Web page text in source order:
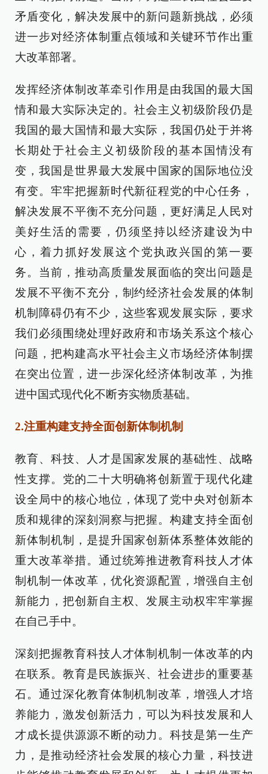
矛盾变化，解决发展中的新问题新挑战，必须
进一步对经济体制重点领域和关键环节作出重
大改革部署。
发挥经济体制改革牵引作用是由我国的最大国
情和最大实际决定的。社会主义初级阶段仍是
我国的最大国情和最大实际，我国仍处于并将
长期处于社会主义初级阶段的基本国情没有
变，我国是世界最大发展中国家的国际地位没
有变。牢牢把握新时代新征程党的中心任务，
解决发展不平衡不充分问题，更好满足人民对
美好生活的需要，仍须坚持以经济建设为中
心，着力抓好发展这个党执政兴国的第一要
务。当前，推动高质量发展面临的突出问题是
发展不平衡不充分，制约经济社会发展的体制
机制障碍仍有不少，这些客观发展实际，要求
我们必须围绕处理好政府和市场关系这个核心
问题，把构建高水平社会主义市场经济体制摆
在突出位置，进一步深化经济体制改革，为推
进中国式现代化不断夯实物质基础。
2.注重构建支持全面创新体制机制
教育、科技、人才是国家发展的基础性、战略
性支撑。党的二十大明确将创新置于现代化建
设全局中的核心地位，体现了党中央对创新本
质和规律的深刻洞察与把握。构建支持全面创
新体制机制，是提升国家创新体系整体效能的
重大改革举措。通过统筹推进教育科技人才体
制机制一体改革，优化资源配置，增强自主创
新能力，把创新自主权、发展主动权牢牢掌握
在自己手中。
深刻把握教育科技人才体制机制一体改革的内
在联系。教育是民族振兴、社会进步的重要基
石。通过深化教育体制机制改革，增强人才培
养能力，激发创新活力，可以为科技发展和人
才成长提供源源不断的动力。科技是第一生产
力，是推动经济社会发展的核心力量，科技进